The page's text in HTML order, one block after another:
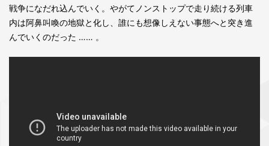
戦争になだれ込んでいく。やがてノンストップで走り続ける列車
内は阿鼻叫喚の地獄と化し、誰にも想像しえない事態へと突き進
んでいくのだった …… 。